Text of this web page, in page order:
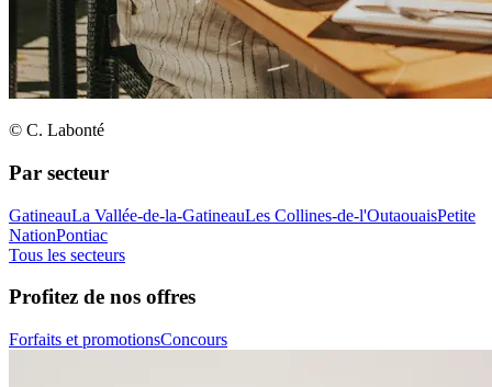
© C. Labonté
Par secteur
GatineauLa Vallée-de-la-GatineauLes Collines-de-l'OutaouaisPetite
NationPontiac
Tous les secteurs
Profitez de nos offres
Forfaits et promotionsConcours